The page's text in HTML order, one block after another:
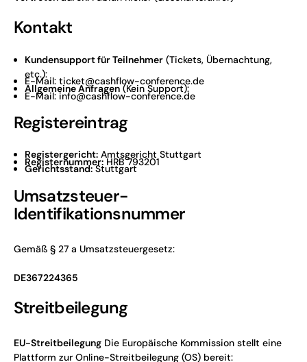
Kontakt
Kundensupport für Teilnehmer (Tickets, Übernachtung,
etc.):
E-Mail: ticket@cashflow-conference.de
Allgemeine Anfragen(Kein Support):
E-Mail: info@cashflow-conference.de
Registereintrag
Registergericht: Amtsgericht Stuttgart
Registernummer:HRB 793201
Gerichtsstand:Stuttgart
Umsatzsteuer-
Identifikationsnummer
Gemäß § 27 a Umsatzsteuergesetz:
DE367224365
Streitbeilegung
EU-StreitbeilegungDie Europäische Kommission stellt eine
Plattform zur Online-Streitbeilegung (OS) bereit: